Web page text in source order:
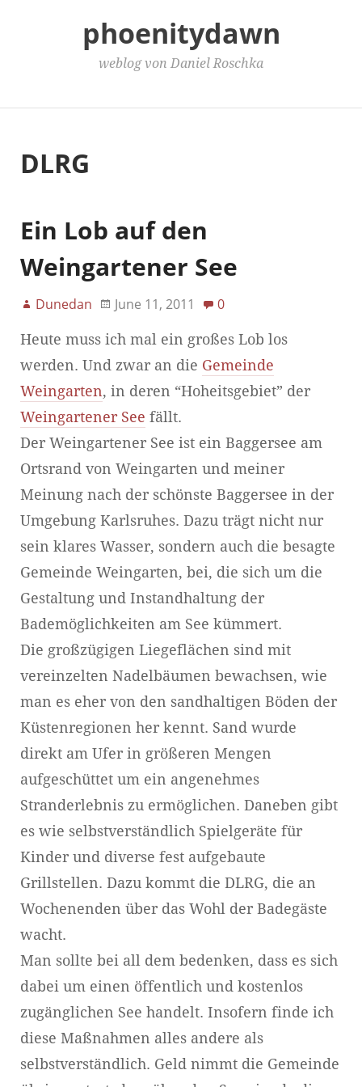
phoenitydawn
weblog von Daniel Roschka
DLRG
Ein Lob auf den
Weingartener See
Dunedan June 11, 2011 0
Heute muss ich mal ein großes Lob los
werden. Und zwar an die Gemeinde
Weingarten, in deren “Hoheitsgebiet” der
Weingartener See fällt.
Der Weingartener See ist ein Baggersee am
Ortsrand von Weingarten und meiner
Meinung nach der schönste Baggersee in der
Umgebung Karlsruhes. Dazu trägt nicht nur
sein klares Wasser, sondern auch die besagte
Gemeinde Weingarten, bei, die sich um die
Gestaltung und Instandhaltung der
Bademöglichkeiten am See kümmert.
Die großzügigen Liegeflächen sind mit
vereinzelten Nadelbäumen bewachsen, wie
man es eher von den sandhaltigen Böden der
Küstenregionen her kennt. Sand wurde
direkt am Ufer in größeren Mengen
aufgeschüttet um ein angenehmes
Stranderlebnis zu ermöglichen. Daneben gibt
es wie selbstverständlich Spielgeräte für
Kinder und diverse fest aufgebaute
Grillstellen. Dazu kommt die DLRG, die an
Wochenenden über das Wohl der Badegäste
wacht.
Man sollte bei all dem bedenken, dass es sich
dabei um einen öffentlich und kostenlos
zugänglichen See handelt. Insofern finde ich
diese Maßnahmen alles andere als
selbstverständlich. Geld nimmt die Gemeinde